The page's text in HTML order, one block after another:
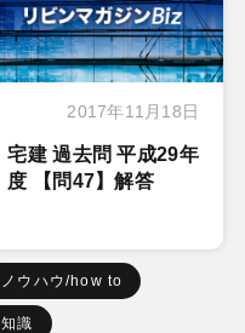
2017年11月18日
宅建 過去問 平成29年
度 【問47】解答
ノウハウ/how to
知識